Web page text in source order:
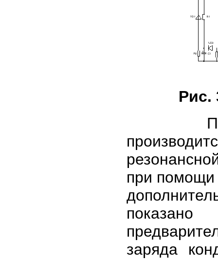
Рис.
при помощи
заряда